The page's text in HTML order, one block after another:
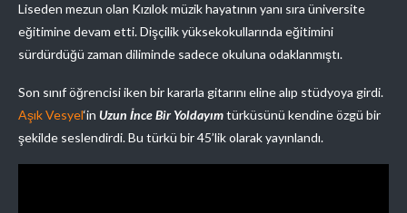
Liseden mezun olan Kızılok müzik hayatının yanı sıra üniversite
eğitimine devam etti. Dişçilik yüksekokullarında eğitimini
sürdürdüğü zaman diliminde sadece okuluna odaklanmıştı.
Son sınıf öğrencisi iken bir kararla gitarını eline alıp stüdyoya girdi.
Aşık Vesyel‘in Uzun İnce Bir Yoldayımtürküsünü kendine özgü bir
şekilde seslendirdi. Bu türkü bir 45’lik olarak yayınlandı.